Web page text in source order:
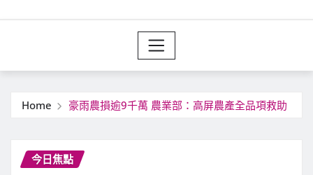
Home 豪雨農損逾9千萬 農業部：高屏農產全品項救助
今日焦點